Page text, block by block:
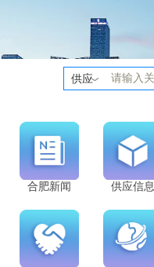
供应
合肥新闻 供应信息